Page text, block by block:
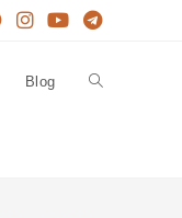
Blog